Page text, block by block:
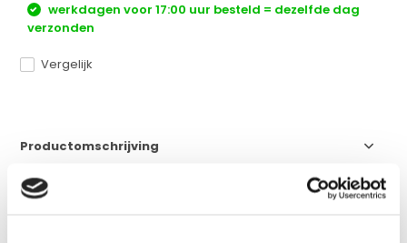
werkdagen voor 17:00 uur besteld = dezelfde dag
verzonden
Vergelijk
Productomschrijving
Specificaties